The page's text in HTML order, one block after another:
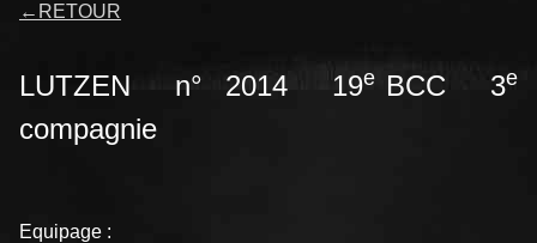
← RETOUR
LUTZEN n° 2014 19eBCC 3e
compagnie
Equipage :